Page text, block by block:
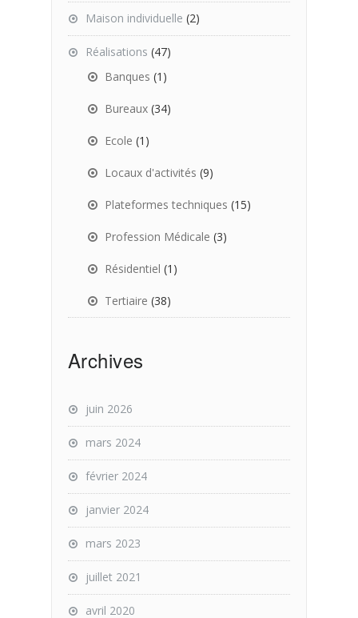
Maison individuelle (2)
Réalisations (47)
Banques (1)
Bureaux(34)
Ecole (1)
Locaux d'activités (9)
Plateformes techniques (15)
Profession Médicale (3)
Résidentiel (1)
Tertiaire (38)
Archives
juin 2026
mars 2024
février 2024
janvier 2024
mars 2023
juillet 2021
avril 2020